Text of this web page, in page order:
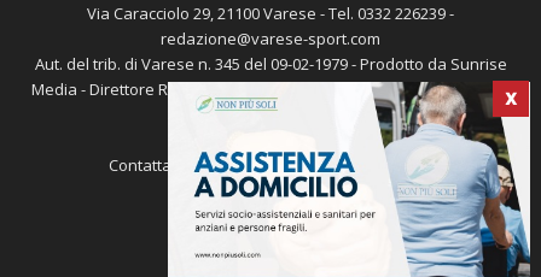
X
Via Caracciolo 29, 21100 Varese - Tel. 0332 226239 -
redazione@varese-sport.com
Aut. del trib. di Varese n. 345 del 09-02-1979 - Prodotto da Sunrise
Media - Direttore Responsabile: Michele Marocco -Cookie policy
Pubblicità
Contattaci: redazione@varese-sport.com
SEGUICI